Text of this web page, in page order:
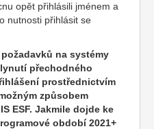
opět přihlásili jménem a
nutnosti přihlásit se
na systémy
přechodného
prostřednictvím
způsobem
ESF. Jakmile dojde ke
období 2021+